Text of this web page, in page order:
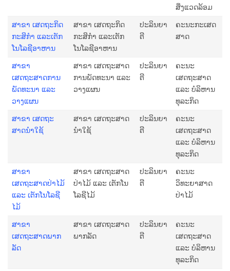
ສິ່ງແວດລ້ອມ
ສາຂາ ເສດຖະກິດ
ກະສິກຳ ແລະເຕັກ
ໂນໂລຊີອາຫານ
ສາຂາ ເສດຖະກິດ
ກະສິກຳ ແລະເຕັກ
ໂນໂລຊີອາຫານ
ປະລິນຍາ
ຕີ
ຄະນະກະເສດ
ສາດ
ສາຂາ
ເສດຖະສາດການ
ພັດທະນາ ແລະ
ວາງແຜນ
ສາຂາ ເສດຖະສາດ
ການພັດທະນາ ແລະ
ວາງແຜນ
ປະລິນຍາ
ຕີ
ຄະນະ
ເສດຖະສາດ
ແລະ ບໍລິຫານ
ທຸລະກິດ
ສາຂາ ເສດຖະ
ສາດນໍາໃຊ້
ສາຂາ ເສດຖະສາດ
ນໍາໃຊ້
ປະລິນຍາ
ຕີ
ຄະນະ
ເສດຖະສາດ
ແລະ ບໍລິຫານ
ທຸລະກິດ
ສາຂາ
ເສດຖະສາດປ່າໄມ້
ແລະ ເຕັກໂນໂລຊີ
ໄມ້
ສາຂາ ເສດຖະສາດ
ປ່າໄມ້ ແລະ ເຕັກໂນ
ໂລຊີໄມ້
ປະລິນຍາ
ຕີ
ຄະນະ
ວິທະຍາສາດ
ປ່າໄມ້
ສາຂາ
ເສດຖະສາດພາກ
ລັດ
ສາຂາ ເສດຖະສາດ
ພາກລັດ
ປະລິນຍາ
ຕີ
ຄະນະ
ເສດຖະສາດ
ແລະ ບໍລິຫານ
ທຸລະກິດ